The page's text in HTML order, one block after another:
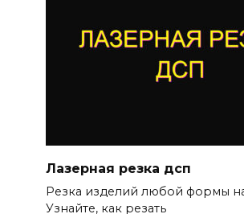
Лазерная резка дсп
Резка изделий любой формы
Узнайте, как резать